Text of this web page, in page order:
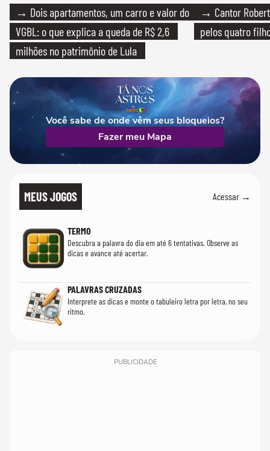
→ Dois apartamentos, um carro e valor do
VGBL: o que explica a queda de R$ 2,6
milhões no patrimônio de Lula
→ Cantor
pelos quatro
Você sabe de onde vêm seus bloqueios?
Fazer meu Mapa
MEUS JOGOS Acessar →
TERMO
Descubra a palavra do dia em até 6 tentativas. Observe as
dicas e avance até acertar.
PALAVRAS CRUZADAS
Interprete as dicas e monte o tabuleiro letra por letra, no seu
ritmo.
PUBLICIDADE